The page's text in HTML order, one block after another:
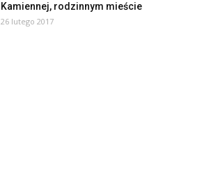
Kamiennej, rodzinnym mieście
26 lutego 2017